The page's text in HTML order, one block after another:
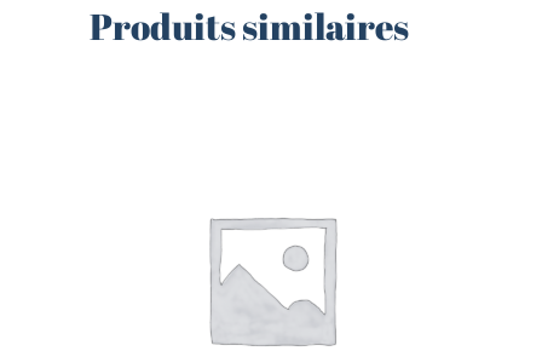
Produits similaires